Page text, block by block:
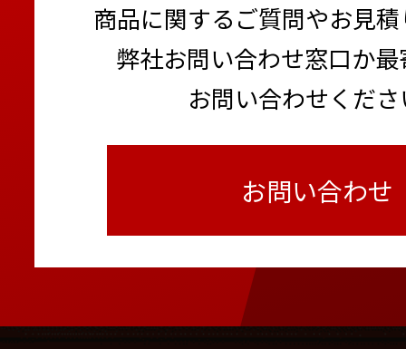
商品に関するご質問やお見
弊社お問い合わせ窓口か
お問い合わせくだ
お問い合わせ